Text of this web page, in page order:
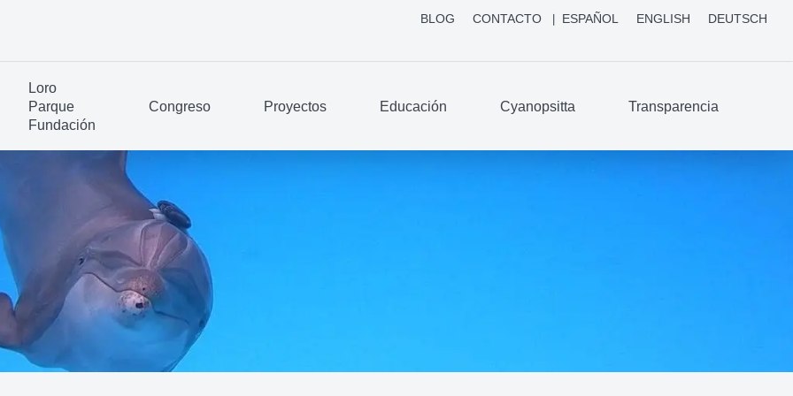
BLOG CONTACTO ESPAÑOL ENGLISH DEUTSCH
Loro
Parque
Fundación
Congreso Proyectos Educación Cyanopsitta Transparencia